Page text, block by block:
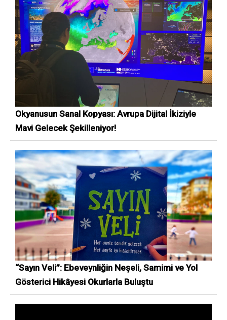
Okyanusun Sanal Kopyası: Avrupa Dijital İkiziyle
Mavi Gelecek Şekilleniyor!
“Sayın Veli”: Ebeveynliğin Neşeli, Samimi ve Yol
Gösterici Hikâyesi Okurlarla Buluştu